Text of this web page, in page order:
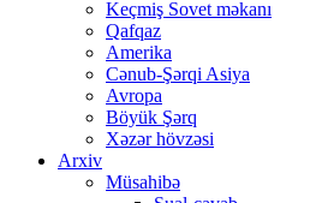
Keçmiş Sovet məkanı
Qafqaz
Amerika
Cənub-Şərqi Asiya
Avropa
Böyük Şərq
Xəzər hövzəsi
Arxiv
Müsahibə